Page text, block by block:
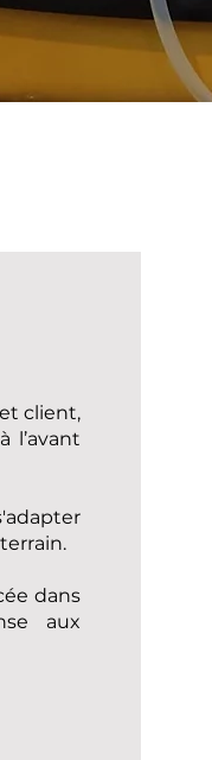
client,
l’avant
dans
aux